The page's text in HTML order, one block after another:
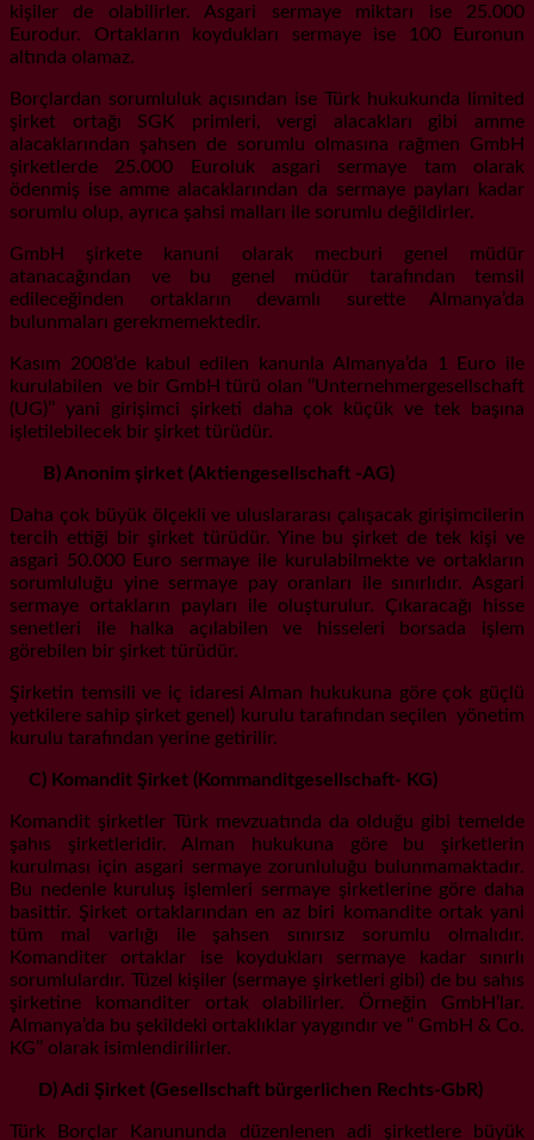
kişiler de olabilirler. Asgari sermaye miktarı ise 25.000
Eurodur. Ortakların koydukları sermaye ise 100 Euronun
altında olamaz.
Borçlardan sorumluluk açısından ise Türk hukukunda limited
şirket ortağı SGK primleri, vergi alacakları gibi amme
alacaklarından şahsen de sorumlu olmasına rağmen GmbH
şirketlerde 25.000 Euroluk asgari sermaye tam olarak
ödenmiş ise amme alacaklarından da sermaye payları kadar
sorumlu olup, ayrıca şahsi malları ile sorumlu değildirler.
GmbH şirkete kanuni olarak mecburi genel müdür
atanacağından ve bu genel müdür tarafından temsil
edileceğinden ortakların devamlı surette Almanya’da
bulunmaları gerekmemektedir.
Kasım 2008’de kabul edilen kanunla Almanya’da 1 Euro ile
kurulabilen ve bir GmbH türü olan ‘’Unternehmergesellschaft
(UG)’’ yani girişimci şirketi daha çok küçük ve tek başına
işletilebilecek bir şirket türüdür.
B) Anonim şirket (Aktiengesellschaft -AG)
Daha çok büyük ölçekli ve uluslararası çalışacak girişimcilerin
tercih ettiği bir şirket türüdür. Yine bu şirket de tek kişi ve
asgari 50.000 Euro sermaye ile kurulabilmekte ve ortakların
sorumluluğu yine sermaye pay oranları ile sınırlıdır. Asgari
sermaye ortakların payları ile oluşturulur. Çıkaracağı hisse
senetleri ile halka açılabilen ve hisseleri borsada işlem
görebilen bir şirket türüdür.
Şirketin temsili ve iç idaresi Alman hukukuna göre çok güçlü
yetkilere sahip şirket genel) kurulu tarafından seçilen yönetim
kurulu tarafından yerine getirilir.
C) Komandit Şirket (Kommanditgesellschaft- KG)
Komandit şirketler Türk mevzuatında da olduğu gibi temelde
şahıs şirketleridir. Alman hukukuna göre bu şirketlerin
kurulması için asgari sermaye zorunluluğu bulunmamaktadır.
Bu nedenle kuruluş işlemleri sermaye şirketlerine göre daha
basittir. Şirket ortaklarından en az biri komandite ortak yani
tüm mal varlığı ile şahsen sınırsız sorumlu olmalıdır.
Komanditer ortaklar ise koydukları sermaye kadar sınırlı
sorumlulardır. Tüzel kişiler (sermaye şirketleri gibi) de bu sahıs
şirketine komanditer ortak olabilirler. Örneğin GmbH’lar.
Almanya’da bu şekildeki ortaklıklar yaygındır ve ‘’ GmbH & Co.
KG’’ olarak isimlendirilirler.
D) Adi Şirket (Gesellschaft bürgerlichen Rechts-GbR)
Türk Borçlar Kanununda düzenlenen adi şirketlere büyük